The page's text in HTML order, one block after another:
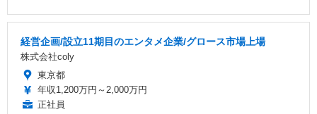
経営企画/設立11期目のエンタメ企業/グロース市場上場
株式会社coly
東京都
年収1,200万円～2,000万円
正社員